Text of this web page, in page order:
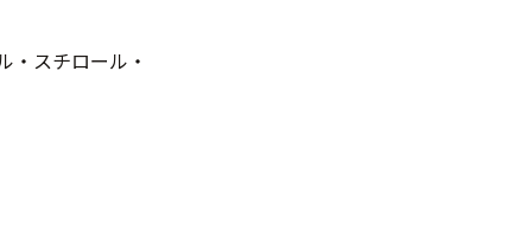
・スチロール・